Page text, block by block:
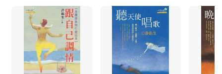
人壓根沒想過這種事還能玩出麼新花樣，渴求新知；不
管是補強現有的技術，或學習新鮮的花招，大家都將在
本書中獲得滿意的答案。
性學博士許佑生首部性學著作擅長情慾書寫的作家許佑
生，近年來鑽研性學領域，並取得性學博士學位，本書
就是他獻給華人讀者的重量級性學著作。以口交作為開